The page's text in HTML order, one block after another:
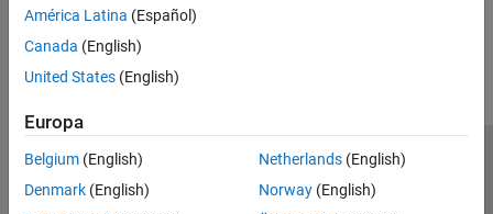
Euro NCAP Test Suite
Automated Driving Algorithms
Ground Truth Labeling
AUTOSAR Blockset
IEC Certification Kit
Model-Based Calibration Toolbox
América Latina (Español)
Canada (English)
United States (English)
Europa
Belgium (English)
Denmark (English)
Netherlands(English)
Norway(English)
Centro de confianza
Marcas comerciales
Política de privacidad
Antipiratería
Estado de las aplicaciones